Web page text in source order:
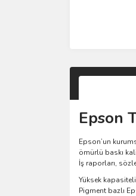
Epson
Epson’un
ömürlü baskı
İş raporları,
Yüksek
Pigment bazlı